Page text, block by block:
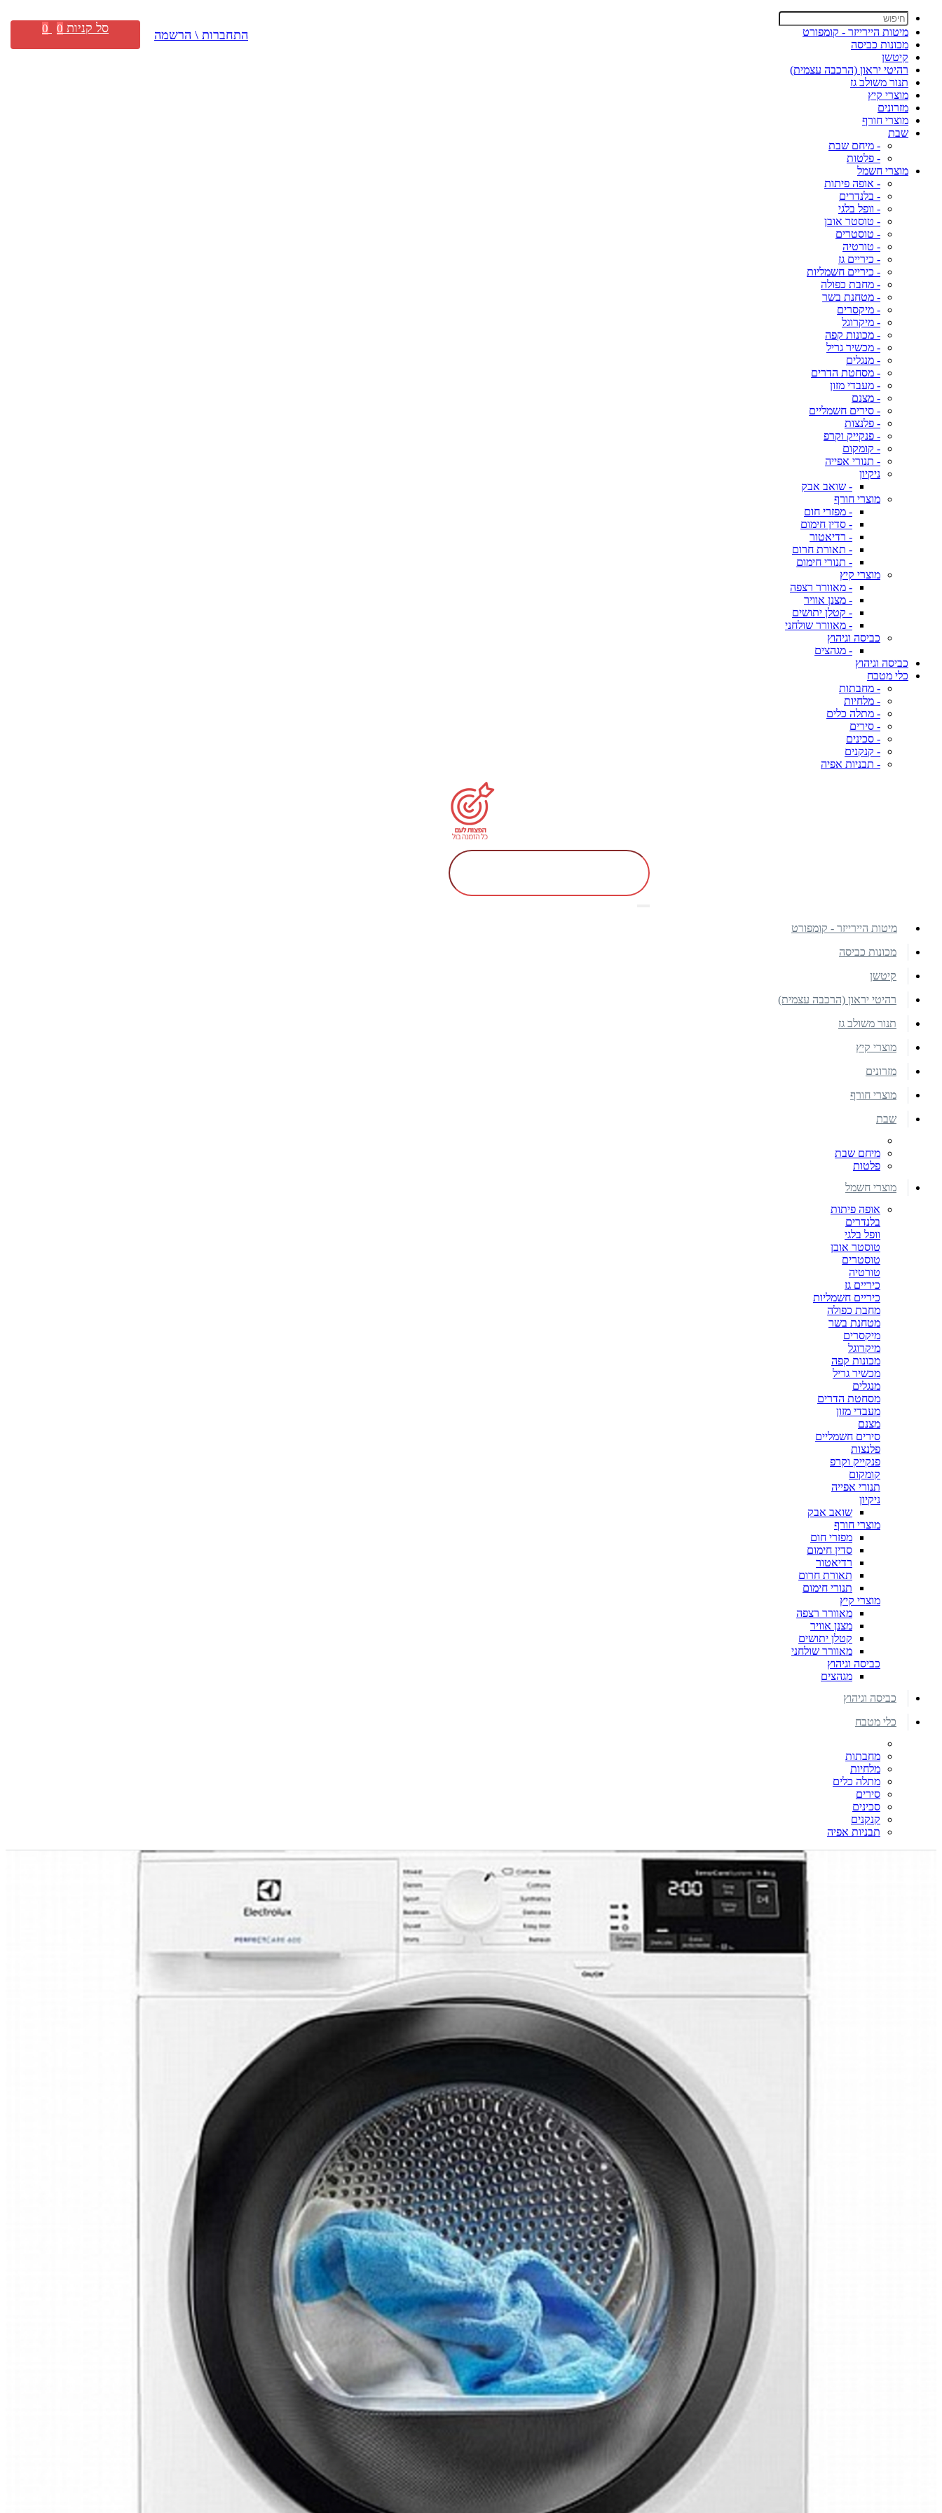
מיטות היירייזר - קומפורט
מכונות כביסה
קיטשן
רהיטי יראון (הרכבה עצמית)
תנור משולב גז
מוצרי קיץ
מזרונים
מוצרי חורף
שבת
- מיחם שבת
- פלטות
מוצרי חשמל
- אופה פיתות
- בלנדרים
- וופל בלגי
- טוסטר אובן
- טוסטרים
- טורטיה
- כיריים גז
- כיריים חשמליות
- מחבת כפולה
- מטחנת בשר
- מיקסרים
- מיקרוגל
- מכונות קפה
- מכשיר גריל
- מנגלים
- מסחטת הדרים
- מעבדי מזון
- מצנם
- סירים חשמליים
- פלנצות
- פנקייק וקרפ
- קומקום
- תנורי אפייה
ניקיון
- שואב אבק
מוצרי חורף
- מפזרי חום
- סדין חימום
- רדיאטור
- תאורת חרום
- תנורי חימום
מוצרי קיץ
- מאוורר רצפה
- מצנן אוויר
- קטלן יתושים
- מאוורר שולחני
כביסה וגיהוץ
- מגהצים
כביסה וגיהוץ
כלי מטבח
- מחבתות
- מלחיות
- מתלה כלים
- סירים
- סכינים
- קנקנים
- תבניות אפיה
התחברות \ הרשמה סל קניות 0
0
מיטות היירייזר - קומפורט
מכונות כביסה
קיטשן
רהיטי יראון (הרכבה עצמית)
תנור משולב גז
מוצרי קיץ
מזרונים
מוצרי חורף
שבת
מיחם שבת
פלטות
מוצרי חשמל
אופה פיתות
בלנדרים
וופל בלגי
טוסטר אובן
טוסטרים
טורטיה
כיריים גז
כיריים חשמליות
מחבת כפולה
מטחנת בשר
מיקסרים
מיקרוגל
מכונות קפה
מכשיר גריל
מנגלים
מסחטת הדרים
מעבדי מזון
מצנם
סירים חשמליים
פלנצות
פנקייק וקרפ
קומקום
תנורי אפייה
ניקיון
שואב אבק
מוצרי חורף
מפזרי חום
סדין חימום
רדיאטור
תאורת חרום
תנורי חימום
מוצרי קיץ
מאוורר רצפה
מצנן אוויר
קטלן יתושים
מאוורר שולחני
כביסה וגיהוץ
מגהצים
כביסה וגיהוץ
כלי מטבח
מחבתות
מלחיות
מתלה כלים
סירים
סכינים
קנקנים
תבניות אפיה